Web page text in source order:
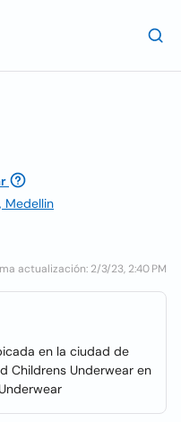
Medellin
actualización: 2/3/23, 2:40 PM
en la ciudad de
Childrens Underwear en